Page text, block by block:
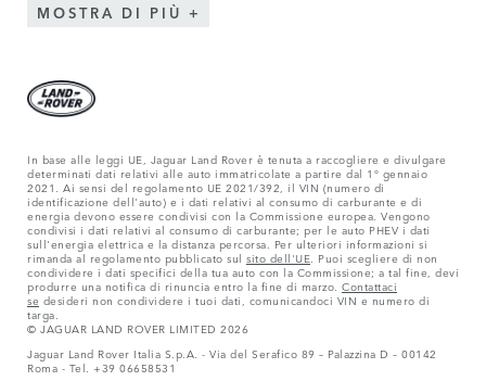
MOSTRA DI PIÙ
In base alle leggi UE, Jaguar Land Rover è tenuta a raccogliere e divulgare
determinati dati relativi alle auto immatricolate a partire dal 1° gennaio
2021. Ai sensi del regolamento UE 2021/392, il VIN (numero di
identificazione dell'auto) e i dati relativi al consumo di carburante e di
energia devono essere condivisi con la Commissione europea. Vengono
condivisi i dati relativi al consumo di carburante; per le auto PHEV i dati
sull'energia elettrica e la distanza percorsa. Per ulteriori informazioni si
rimanda al regolamento pubblicato sul sito dell'UE . Puoi scegliere di non
condividere i dati specifici della tua auto con la Commissione; a tal fine, devi
produrre una notifica di rinuncia entro la fine di marzo. Contattaci
se desideri non condividere i tuoi dati, comunicandoci VIN e numero di
targa.
© JAGUAR LAND ROVER LIMITED 2026
Jaguar Land Rover Italia S.p.A. - Via del Serafico 89 – Palazzina D – 00142
Roma - Tel. +39 06658531